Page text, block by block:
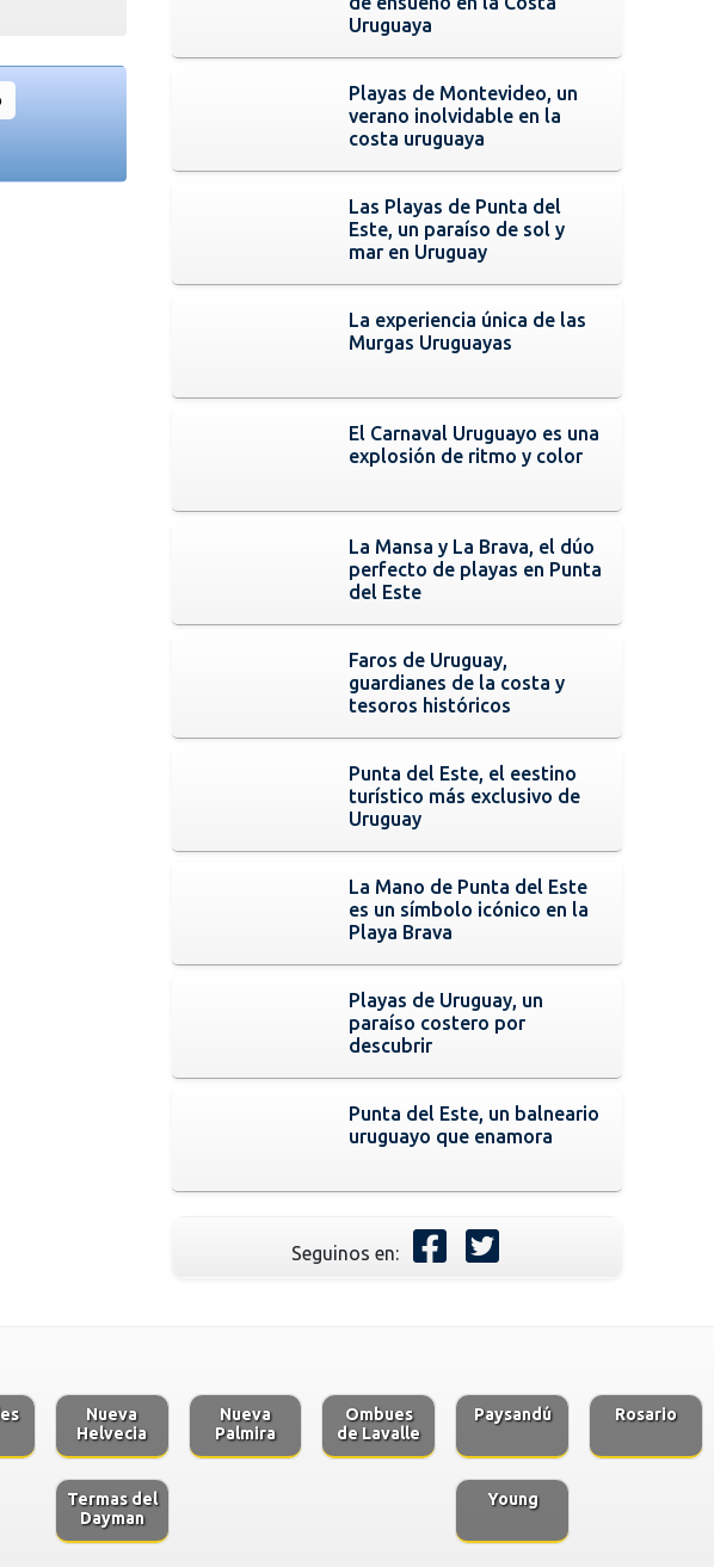
Uruguaya
Playas de Montevideo, un
verano inolvidable en la
costa uruguaya
Las Playas de Punta del
Este, un paraíso de sol y
mar en Uruguay
La experiencia única de las
Murgas Uruguayas
El Carnaval Uruguayo es una
explosión de ritmo y color
La Mansa y La Brava, el dúo
perfecto de playas en Punta
del Este
Faros de Uruguay,
guardianes de la costa y
tesoros históricos
Punta del Este, el eestino
turístico más exclusivo de
Uruguay
La Mano de Punta del Este
es un símbolo icónico en la
Playa Brava
Playas de Uruguay, un
paraíso costero por
descubrir
Punta del Este, un balneario
uruguayo que enamora
Seguinos en:
Nueva
Helvecia
Nueva
Palmira
Ombues
de Lavalle
Paysandú Rosario
Termas del
Dayman
Young